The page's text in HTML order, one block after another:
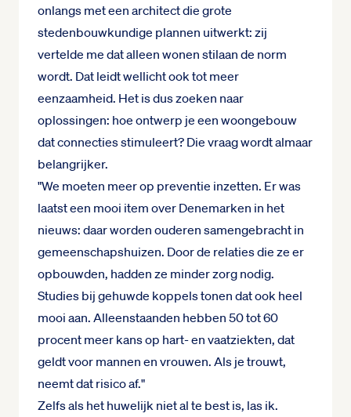
onlangs met een architect die grote
stedenbouwkundige plannen uitwerkt: zij
vertelde me dat alleen wonen stilaan de norm
wordt. Dat leidt wellicht ook tot meer
eenzaamheid. Het is dus zoeken naar
oplossingen: hoe ontwerp je een woongebouw
dat connecties stimuleert? Die vraag wordt almaar
belangrijker.
"We moeten meer op preventie inzetten. Er was
laatst een mooi item over Denemarken in het
nieuws: daar worden ouderen samengebracht in
gemeenschapshuizen. Door de relaties die ze er
opbouwden, hadden ze minder zorg nodig.
Studies bij gehuwde koppels tonen dat ook heel
mooi aan. Alleenstaanden hebben 50 tot 60
procent meer kans op hart- en vaatziekten, dat
geldt voor mannen en vrouwen. Als je trouwt,
neemt dat risico af."
Zelfs als het huwelijk niet al te best is, las ik.